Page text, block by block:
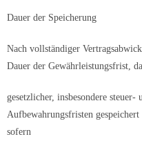
Dauer der Speicherung
Nach vollständiger
Dauer der Gewährleistungsfrist,
gesetzlicher, insbesondere steuer-
Aufbewahrungsfristen
sofern